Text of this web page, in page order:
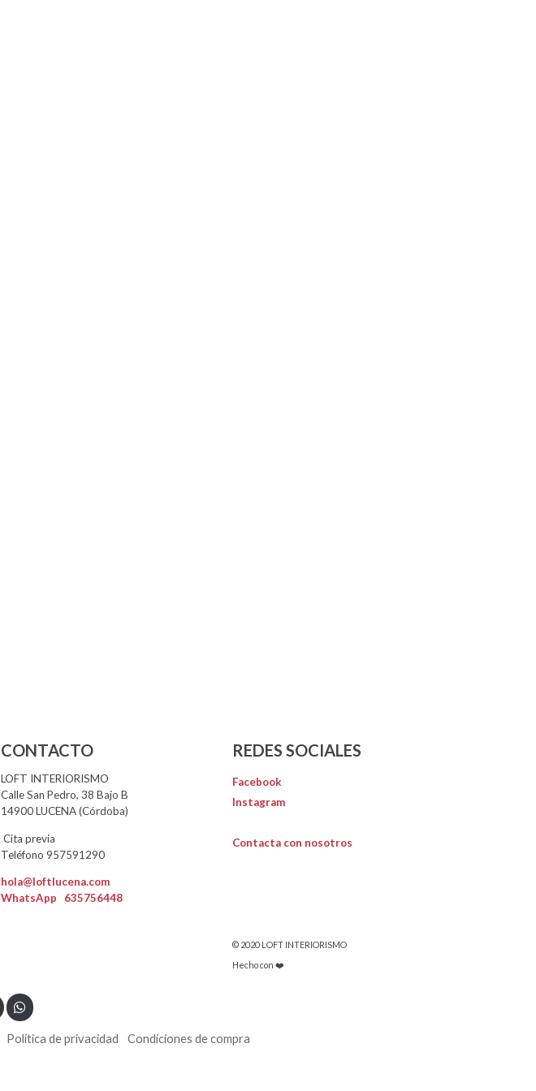
CONTACTO
LOFT INTERIORISMO
Calle San Pedro, 38 Bajo B
14900 LUCENA (Córdoba)
Cita previa
Teléfono 957591290
hola@loftlucena.com
WhatsApp 635756448
REDES SOCIALES
Facebook
Instagram
Contacta con nosotros
© 2020 LOFT INTERIORISMO
Hecho con ❤️
Política de privacidad Condiciones de compra